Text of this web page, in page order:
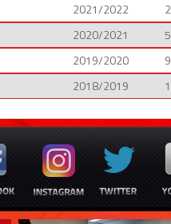
2021/2022
2
2020/2021
5
2019/2020
9
2018/2019